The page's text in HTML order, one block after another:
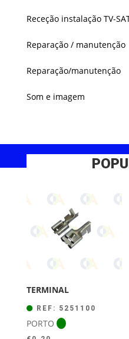
Receção instalação TV-
Reparação / manutenção
Reparação/manutenção
Som e imagem
TERMINAL
REF: 5251100
PORTO